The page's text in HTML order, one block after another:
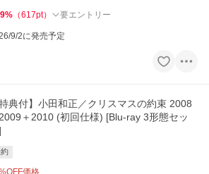
9% （617pt） 要エントリー
9/2に発売予定
特典付】小田和正／クリスマスの約束 2008
＋2010 (初回仕様) [Blu-ray 3形態セッ
価格